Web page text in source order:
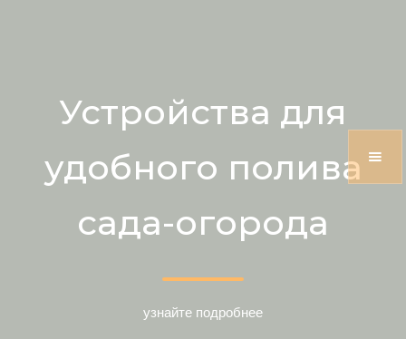
Устройства для
удобного полива
сада-огорода
узнайте подробнее